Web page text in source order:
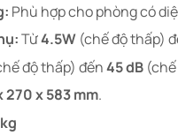
Phù hợp cho phòng có
Từ4.5W(chế độ thấp)
độ thấp) đến45 dB(chế
270 x 583 mm.​